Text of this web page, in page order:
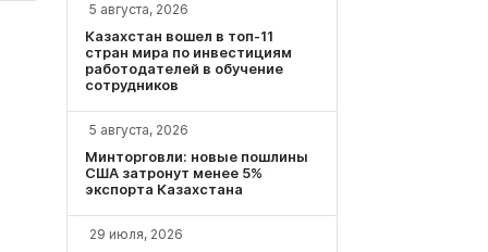
5 августа, 2026
Казахстан вошел в топ-11
стран мира по инвестициям
работодателей в обучение
сотрудников
5 августа, 2026
Минторговли: новые пошлины
США затронут менее 5%
экспорта Казахстана
29 июля, 2026